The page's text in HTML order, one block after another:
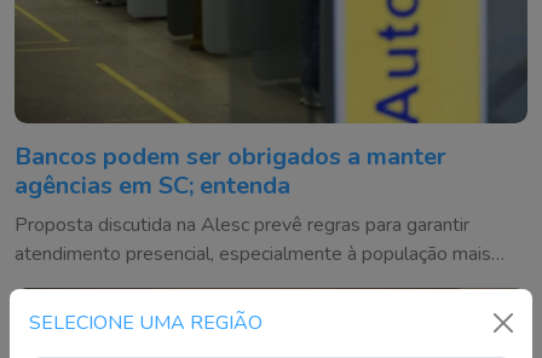
SELECIONE UMA REGIÃO
Bancos podem ser obrigados a manter
agências em SC; entenda
Proposta discutida na Alesc prevê regras para garantir
atendimento presencial, especialmente à população mais
vulnerável